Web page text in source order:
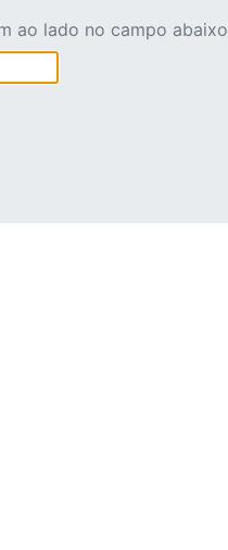
ao lado no campo abaixo